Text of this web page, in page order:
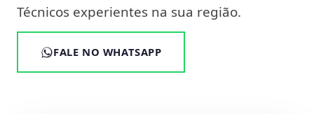
Técnicos experientes na sua região.
FALE NO WHATSAPP